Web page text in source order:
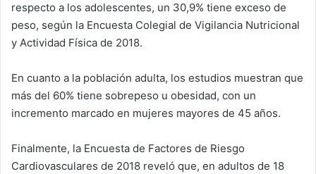
respecto a los adolescentes, un 30,9% tiene exceso de
peso, según la Encuesta Colegial de Vigilancia Nutricional
y Actividad Física de 2018.
En cuanto a la población adulta, los estudios muestran que
más del 60% tiene sobrepeso u obesidad, con un
incremento marcado en mujeres mayores de 45 años.
Finalmente, la Encuesta de Factores de Riesgo
Cardiovasculares de 2018 reveló que, en adultos de 18